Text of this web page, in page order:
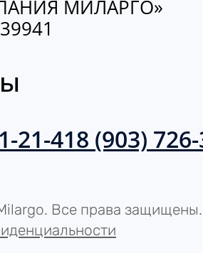
МИЛАРГО»
21-418 (903)
Все права защищены.